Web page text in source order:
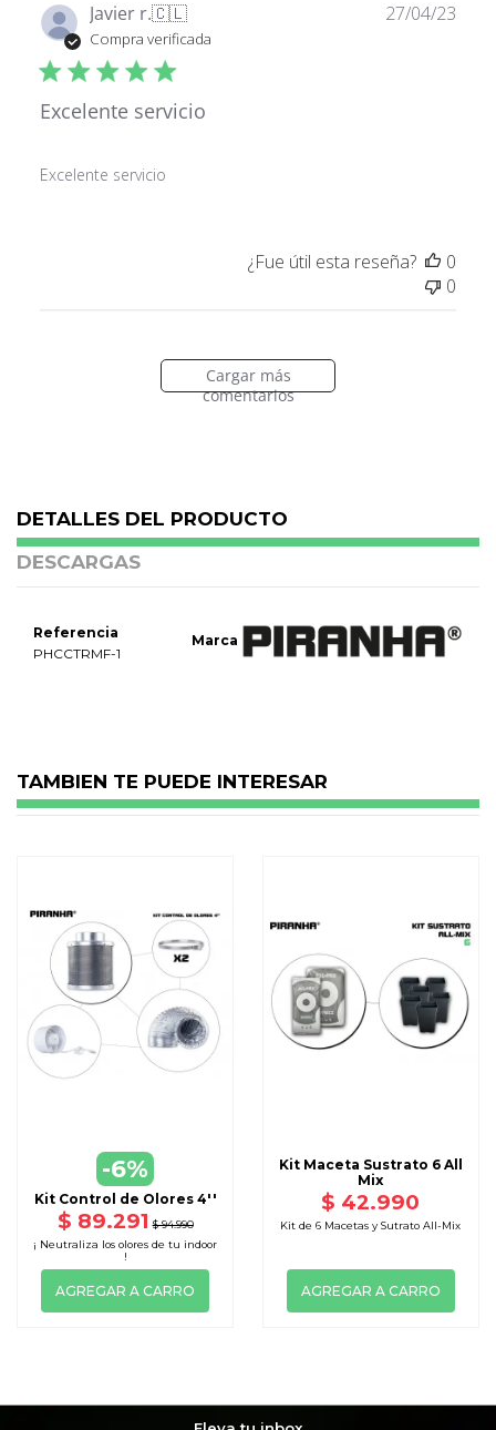
Javier r.🇨🇱
Compra verificada
Excelente servicio
Excelente servicio
27/04/23
¿Fue útil esta reseña?
0
0
Cargar más
comentarios
DETALLES DEL PRODUCTO
DESCARGAS
Marca
Referencia
PHCCTRMF-1
TAMBIEN TE PUEDE INTERESAR
-6%
Kit Control de Olores 4''
$ 89.291 $ 94.990
¡ Neutraliza los olores de tu indoor
!
AGREGAR A CARRO
Kit Maceta Sustrato 6 All
Mix
$ 42.990
Kit de 6 Macetas y Sutrato All-Mix
AGREGAR A CARRO